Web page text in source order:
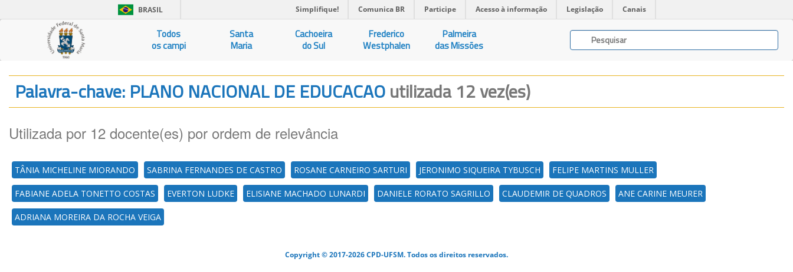
BRASIL Simplifique! Comunica BR Participe Acesso à informação Legislação Canais
Todos
os campi
Santa
Maria
Cachoeira
do Sul
Frederico
Westphalen
Palmeira
das Missões
Palavra-chave: PLANO NACIONAL DE EDUCACAOutilizada 12 vez(es)
Utilizada por 12 docente(es) por ordem de relevância
TÂNIA MICHELINE MIORANDO SABRINA FERNANDES DE CASTRO ROSANE CARNEIRO SARTURI JERONIMO SIQUEIRA TYBUSCH FELIPE MARTINS MULLER
FABIANE ADELA TONETTO COSTAS EVERTON LUDKE ELISIANE MACHADO LUNARDI DANIELE RORATO SAGRILLO CLAUDEMIR DE QUADROS ANE CARINE MEURER
ADRIANA MOREIRA DA ROCHA VEIGA
Copyright © 2017-2026 CPD-UFSM. Todos os direitos reservados.